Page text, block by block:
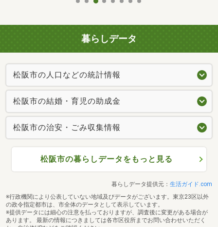
暮らしデータ
松阪市の人口などの統計情報
松阪市の結婚・育児の助成金
松阪市の治安・ごみ収集情報
松阪市の暮らしデータをもっと見る
暮らしデータ提供元： 生活ガイド.com
※行政機関により公表していない地域及びデータがございます。東京23区以外
の政令指定都市は、市全体のデータとして表示しています。
※提供データには細心の注意を払っておりますが、調査後に変更がある場合が
あります。 最新の情報につきましては各市区役所までお問い合わせいただく